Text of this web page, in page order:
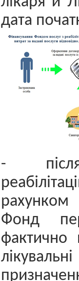
дата
- після
Фонд
фактично